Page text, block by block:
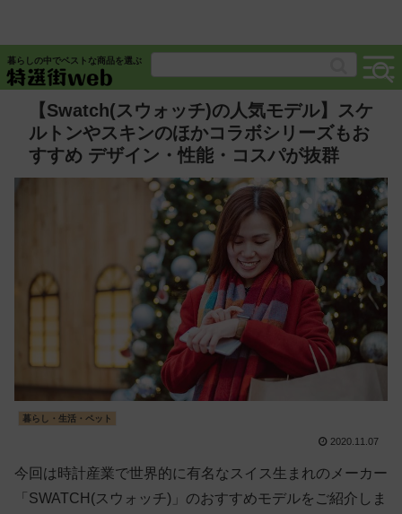
暮らしの中でベストな商品を選ぶ
【Swatch(スウォッチ)の人気モデル】スケ
ルトンやスキンのほかコラボシリーズもお
すすめ デザイン・性能・コスパが抜群
暮らし・生活・ペット
2020.11.07
今回は時計産業で世界的に有名なスイス生まれのメーカー
「SWATCH(スウォッチ)」のおすすめモデルをご紹介しま